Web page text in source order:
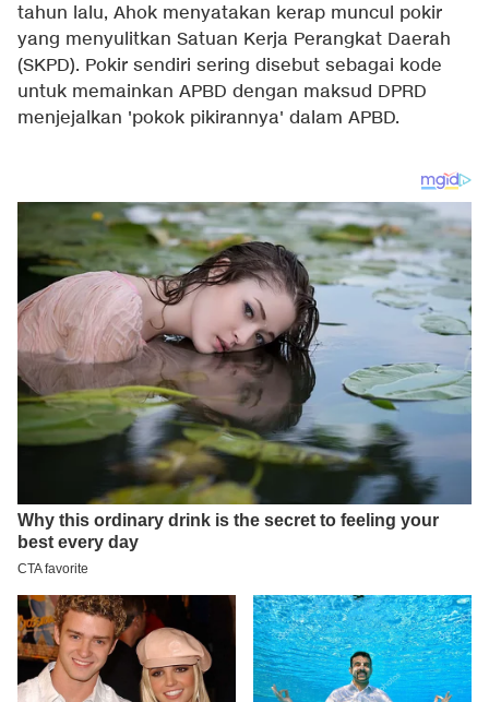
tahun lalu, Ahok menyatakan kerap muncul pokir
yang menyulitkan Satuan Kerja Perangkat Daerah
(SKPD). Pokir sendiri sering disebut sebagai kode
untuk memainkan APBD dengan maksud DPRD
menjejalkan 'pokok pikirannya' dalam APBD.